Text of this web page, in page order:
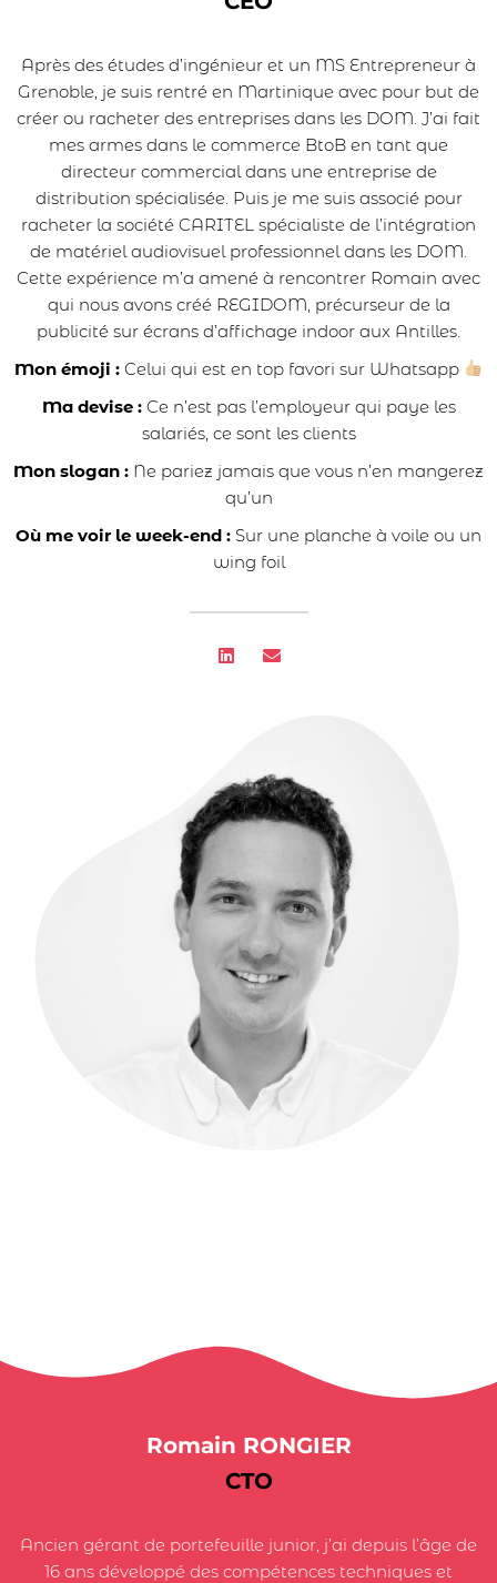
Après des études d’ingénieur et un MS Entrepreneur à
Grenoble, je suis rentré en Martinique avec pour but de
créer ou racheter des entreprises dans les DOM. J’ai fait
mes armes dans le commerce BtoB en tant que
directeur commercial dans une entreprise de
distribution spécialisée. Puis je me suis associé pour
racheter la société CARITEL spécialiste de l’intégration
de matériel audiovisuel professionnel dans les DOM.
Cette expérience m’a amené à rencontrer Romain avec
qui nous avons créé REGIDOM, précurseur de la
publicité sur écrans d’affichage indoor aux Antilles.
Mon émoji :Celui qui est en top favori sur Whatsapp
Ma devise :Ce n’est pas l’employeur qui paye les
salariés, ce sont les clients
Mon slogan : Ne pariez jamais que vous n’en mangerez
qu’un
Où me voir le week-end : Sur une planche à voile ou un
wing foil
Romain RONGIER
CTO
Ancien gérant de portefeuille junior, j’ai depuis l’âge de
16 ans développé des compétences techniques et